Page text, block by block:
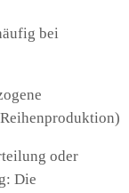
bei
oder
Die